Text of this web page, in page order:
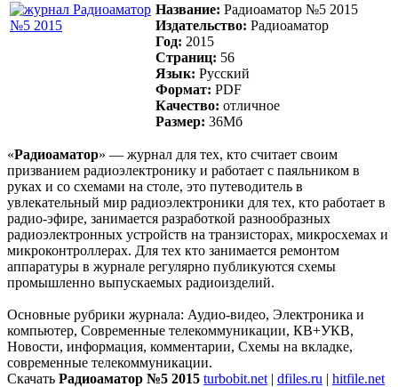
Название: Радиоаматор №5 2015
Издательство: Радиоаматор
Год: 2015
Страниц: 56
Язык: Русский
Формат: PDF
Качество: отличное
Размер: 36Mб
«Радиоаматор» — журнал для тех, кто считает своим
призванием радиоэлектронику и работает с паяльником в
руках и со схемами на столе, это путеводитель в
увлекательный мир радиоэлектроники для тех, кто работает в
радио-эфире, занимается разработкой разнообразных
радиоэлектронных устройств на транзисторах, микросхемах и
микроконтроллерах. Для тех кто занимается ремонтом
аппаратуры в журнале регулярно публикуются схемы
промышленно выпускаемых радиоизделий.
Основные рубрики журнала: Аудио-видео, Электроника и
компьютер, Современные телекоммуникации, КВ+УКВ,
Новости, информация, комментарии, Схемы на вкладке,
современные телекоммуникации.
Скачать Радиоаматор №5 2015 turbobit.net | dfiles.ru | hitfile.net